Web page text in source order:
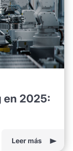
en 2025:
Leer más